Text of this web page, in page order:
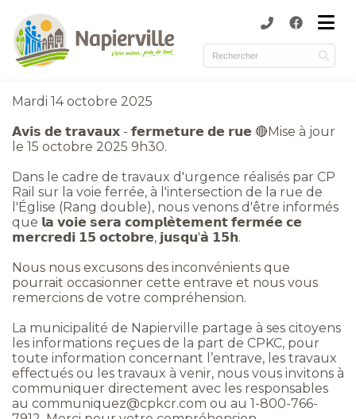
(Municipalité )
(Services )
(Culture et loisirs )
(Environnement )
Mardi 14 octobre 2025
𝗔𝘃𝗶𝘀 𝗱𝗲 𝘁𝗿𝗮𝘃𝗮𝘂𝘅 - 𝗳𝗲𝗿𝗺𝗲𝘁𝘂𝗿𝗲 𝗱𝗲 𝗿𝘂𝗲 🔴Mise à jour
le 15 octobre 2025 9h30.
Dans le cadre de travaux d'urgence réalisés par CP
Rail sur la voie ferrée, à l'intersection de la rue de
l'Église (Rang double), nous venons d'être informés
que 𝗹𝗮 𝘃𝗼𝗶𝗲 𝘀𝗲𝗿𝗮 𝗰𝗼𝗺𝗽𝗹𝗲̀𝘁𝗲𝗺𝗲𝗻𝘁 𝗳𝗲𝗿𝗺𝗲́𝗲 𝗰𝗲
𝗺𝗲𝗿𝗰𝗿𝗲𝗱𝗶 𝟭𝟱 𝗼𝗰𝘁𝗼𝗯𝗿𝗲, 𝗷𝘂𝘀𝗾𝘂'𝗮̀ 𝟭𝟱𝗵.
Nous nous excusons des inconvénients que
pourrait occasionner cette entrave et nous vous
remercions de votre compréhension.
La municipalité de Napierville partage à ses citoyens
les informations reçues de la part de CPKC, pour
toute information concernant l’entrave, les travaux
effectués ou les travaux à venir, nous vous invitons à
communiquer directement avec les responsables
au communiquez@cpkcr.com ou au 1-800-766-